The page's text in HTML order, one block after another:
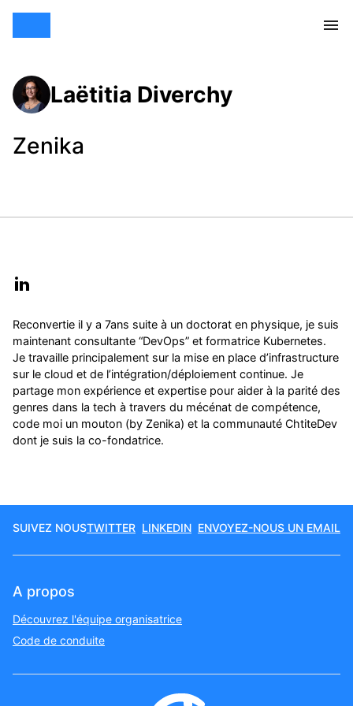
Laëtitia Diverchy
Zenika
Reconvertie il y a 7ans suite à un doctorat en physique, je suis
maintenant consultante “DevOps” et formatrice Kubernetes.
Je travaille principalement sur la mise en place d’infrastructure
sur le cloud et de l’intégration/déploiement continue. Je
partage mon expérience et expertise pour aider à la parité des
genres dans la tech à travers du mécénat de compétence,
code moi un mouton (by Zenika) et la communauté ChtiteDev
dont je suis la co-fondatrice.
SUIVEZ NOUSTWITTER LINKEDIN ENVOYEZ-NOUS UN EMAIL
A propos
Découvrez l'équipe organisatrice
Code de conduite